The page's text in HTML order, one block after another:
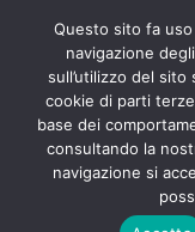
Powered by
Questo sito fa uso
navigazione
sull’utilizzo del
cookie di parti
base dei
consultando la
navigazione si